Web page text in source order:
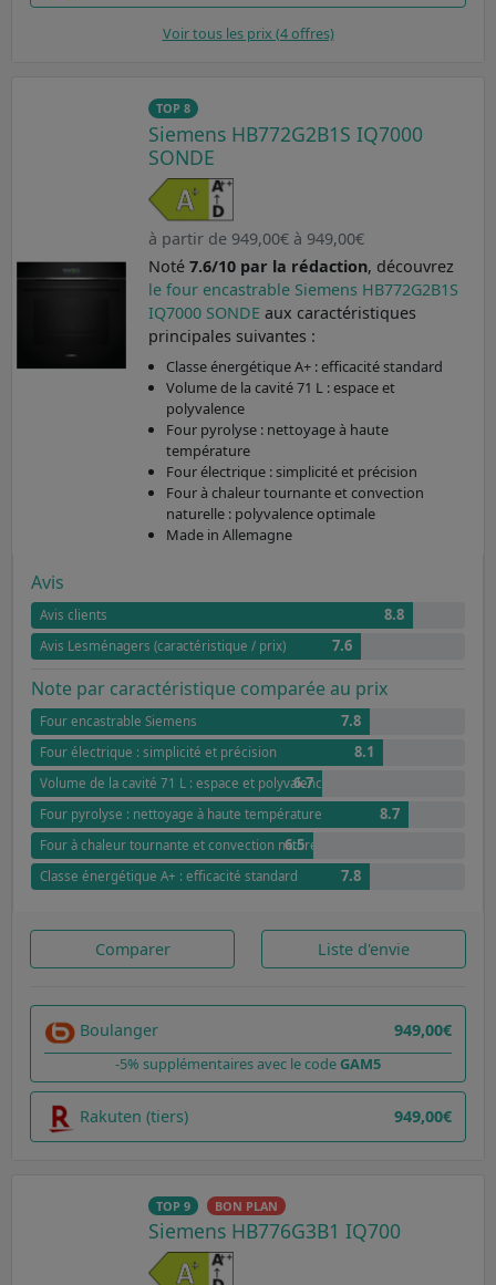
Voir tous les prix (4 offres)
TOP 8
Siemens HB772G2B1S IQ7000
SONDE
à partir de 949,00€ à 949,00€
Noté 7.6/10 par la rédaction, découvrez
le four encastrable Siemens HB772G2B1S
IQ7000 SONDE aux caractéristiques
principales suivantes :
Classe énergétique A+ : efficacité standard
Volume de la cavité 71 L : espace et
polyvalence
Four pyrolyse : nettoyage à haute
température
Four électrique : simplicité et précision
Four à chaleur tournante et convection
naturelle : polyvalence optimale
Made in Allemagne
Avis
Avis clients 8.8
Avis Lesménagers (caractéristique / prix) 7.6
Note par caractéristique comparée au prix
Four encastrable Siemens 7.8
Four électrique : simplicité et précision 8.1
Volume de la cavité 71 L : espace et polyvalence
6.7
Four pyrolyse : nettoyage à haute température 8.7
Four à chaleur tournante et convection naturelle : polyvalence optimale
6.5
Classe énergétique A+ : efficacité standard 7.8
Comparer Liste d'envie
Boulanger 949,00€
-5% supplémentaires avec le codeGAM5
Rakuten (tiers) 949,00€
TOP 9 BON PLAN
Siemens HB776G3B1 IQ700